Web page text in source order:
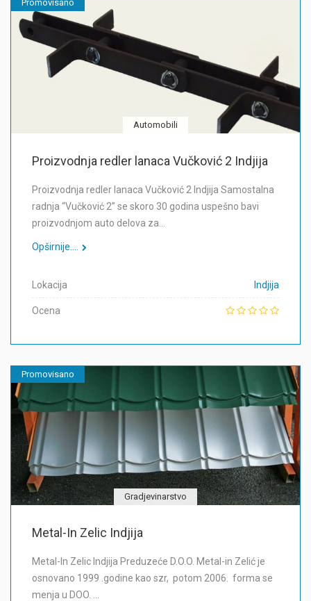
Promovisano
Automobili
Proizvodnja redler lanaca Vučković 2 Indjija
Proizvodnja redler lanaca Vučković 2 Indjija Samostalna
radnja “Vučković 2” se skoro 30 godina uspešno bavi
proizvodnjom auto delova za…
Opširnije....
Lokacija Indjija
Ocena
Promovisano
Gradjevinarstvo
Metal-In Zelic Indjija
Metal-In Zelic Indjija Preduzeće D.O.O. Metal-in Zelić je
osnovano 1999 .godine kao szr, potom 2006. forma se
menja u DOO. …